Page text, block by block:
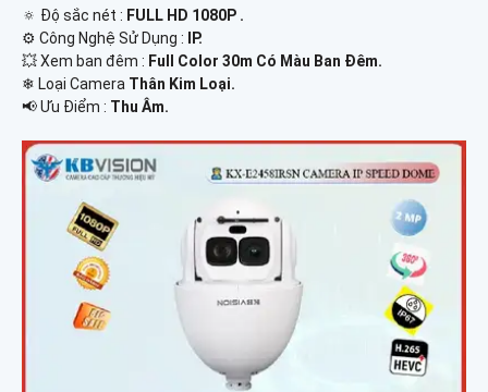
🔅 Độ sắc nét : FULL HD 1080P .
⚙ Công Nghệ Sử Dụng :
IP.
💥 Xem ban đêm : Full Color 30m Có Màu Ban Đêm.
❄ Loại Camera Thân Kim Loại.
️📢 Ưu Điểm : Thu Âm.